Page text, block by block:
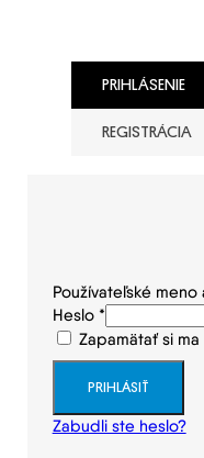
PRIHLÁSENIE
REGISTRÁCIA
Používateľské
Heslo *
Zapamätať si ma
PRIHLÁSIŤ
Zabudli ste heslo?